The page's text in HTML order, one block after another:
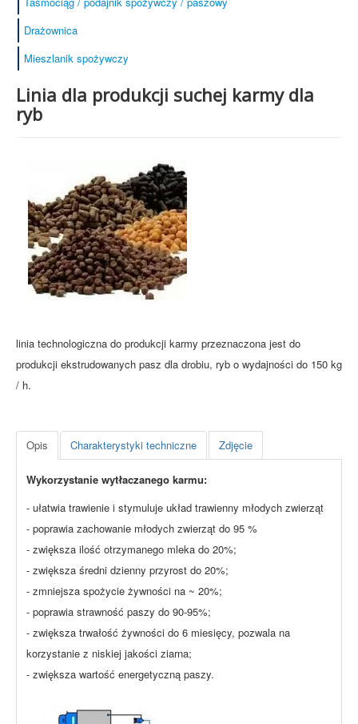
Drażownica
Mieszlanik spożywczy
Linia dla produkcji suchej karmy dla
ryb
linia technologiczna do produkcji karmy przeznaczona jest do
produkcji ekstrudowanych pasz dla drobiu, ryb o wydajności do 150 kg
/ h.
Opis Charakterystyki techniczne Zdjęcie
Wykorzystanie wytłaczanego karmu:
- ułatwia trawienie i stymuluje układ trawienny młodych zwierząt
- poprawia zachowanie młodych zwierząt do 95 %
- zwiększa ilość otrzymanego mleka do 20%;
- zwiększa średni dzienny przyrost do 20%;
- zmniejsza spożycie żywności na ~ 20%;
- poprawia strawność paszy do 90-95%;
- zwiększa trwałość żywności do 6 miesięcy, pozwala na
korzystanie z niskiej jakości ziarna;
- zwiększa wartość energetyczną paszy.